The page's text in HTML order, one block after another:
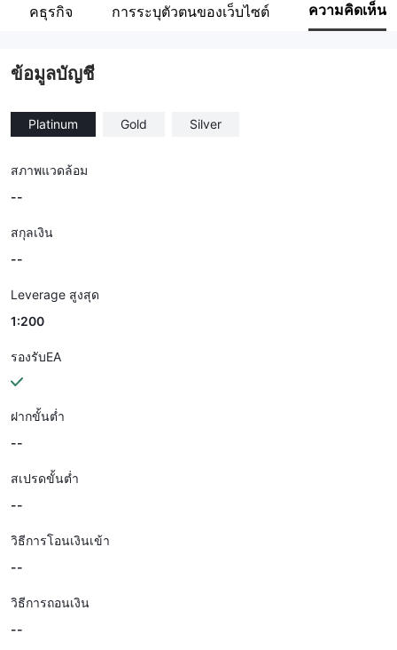
ชื่อบริษัท
ภาคธุรกิจ การระบุตัวตนของเว็บไซต์ ความคิดเห็น
ข้อมูลบัญชี
Platinum Gold Silver
สภาพแวดล้อม
--
สกุลเงิน
--
Leverage สูงสุด
1:200
รองรับEA
ฝากขั้นต่ำ
--
สเปรดขั้นต่ำ
--
วิธีการโอนเงินเข้า
--
วิธีการถอนเงิน
--